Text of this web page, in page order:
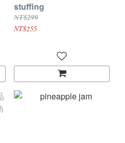
stuffing
NT$299
NT$255